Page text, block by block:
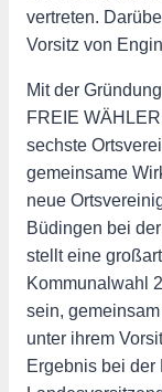
vertreten.
Vorsitz von
Mit der
FREIE
sechste
gemeinsame
neue
Büdingen bei
stellt eine
Kommunalwahl
sein,
unter ihrem
Ergebnis bei der